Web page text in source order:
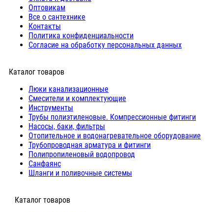
Оптовикам
Все о сантехнике
Контакты
Политика конфиденциальности
Согласие на обработку персональных данных
Каталог товаров
Люки канализационные
Cмесители и комплектующие
Инструменты
Трубы полиэтиленовые. Компрессионные фитинги
Насосы, баки, фильтры
Отопительное и водонагревательное оборудование
Трубопроводная арматура и фитинги
Полипропиленовый водопровод
Санфаянс
Шланги и поливочные системы
⠀Каталог товаров